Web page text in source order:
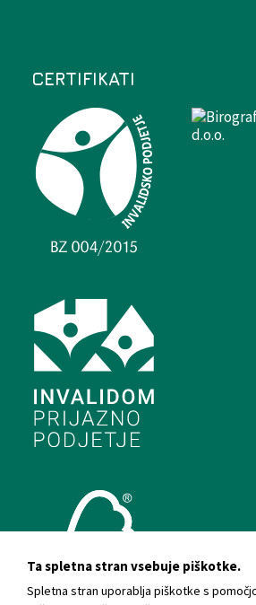
CERTIFIKATI
Ta spletna stran vsebuje piškotke.
Spletna stran uporablja piškotke s